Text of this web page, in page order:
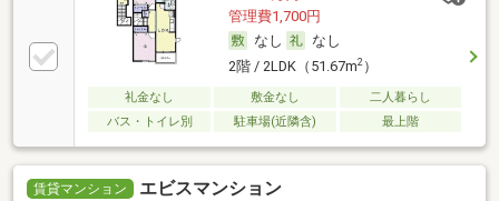
管理費1,700円
なし
なし
2階 / 2LDK（51.67m2）
礼金なし 敷金なし
二人暮らし
バス・トイレ別
駐車場(近隣含) 最上階
賃貸マンション エビスマンション